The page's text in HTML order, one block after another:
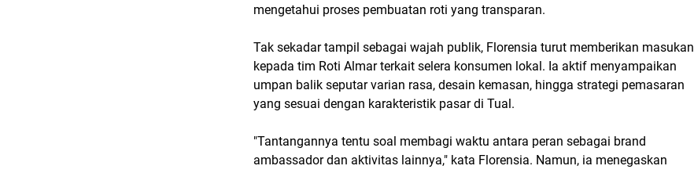
mengetahui proses pembuatan roti yang transparan.
Tak sekadar tampil sebagai wajah publik, Florensia turut memberikan masukan
kepada tim Roti Almar terkait selera konsumen lokal. Ia aktif menyampaikan
umpan balik seputar varian rasa, desain kemasan, hingga strategi pemasaran
yang sesuai dengan karakteristik pasar di Tual.
"Tantangannya tentu soal membagi waktu antara peran sebagai brand
ambassador dan aktivitas lainnya," kata Florensia. Namun, ia menegaskan